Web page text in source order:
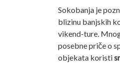
Sokobanja je
blizinu banjskih
vikend-ture.
posebne priče o
objekata koristi